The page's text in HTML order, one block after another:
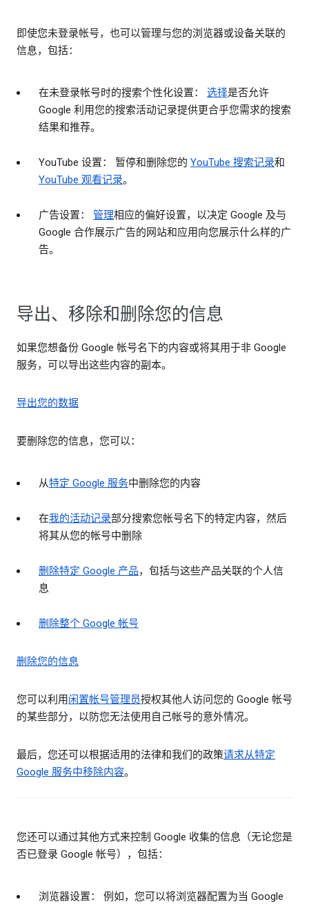
即使您未登录帐号，也可以管理与您的浏览器或设备关联的
信息，包括：
在未登录帐号时的搜索个性化设置： 选择是否允许
Google 利用您的搜索活动记录提供更合乎您需求的搜索
结果和推荐。
YouTube 设置： 暂停和删除您的 YouTube 搜索记录和
YouTube 观看记录。
广告设置： 管理相应的偏好设置，以决定 Google 及与
Google 合作展示广告的网站和应用向您展示什么样的广
告。
导出、移除和删除您的信息
如果您想备份 Google 帐号名下的内容或将其用于非 Google
服务，可以导出这些内容的副本。
导出您的数据
要删除您的信息，您可以：
从特定 Google 服务中删除您的内容
在我的活动记录部分搜索您帐号名下的特定内容，然后
将其从您的帐号中删除
删除特定 Google 产品，包括与这些产品关联的个人信
息
删除整个 Google 帐号
删除您的信息
您可以利用闲置帐号管理员授权其他人访问您的 Google 帐号
的某些部分，以防您无法使用自己帐号的意外情况。
最后，您还可以根据适用的法律和我们的政策请求从特定
Google 服务中移除内容。
您还可以通过其他方式来控制 Google 收集的信息（无论您是
否已登录 Google 帐号），包括：
浏览器设置： 例如，您可以将浏览器配置为当 Google